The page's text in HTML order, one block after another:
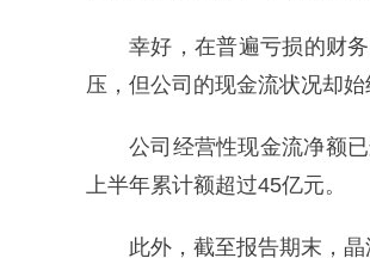
幸好，在普遍亏损的财
压，但公司的现金流状况却始
公司经营性现金流净额
上半年累计额超过45亿元。
此外，截至报告期末，